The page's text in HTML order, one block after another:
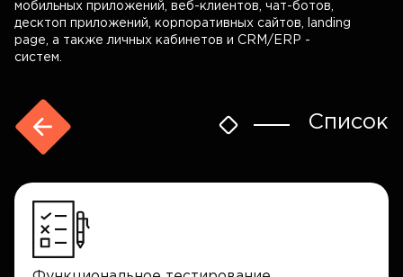
мобильных приложений, веб-клиентов, чат-ботов,
десктоп приложений, корпоративных сайтов, landing
page, а также личных кабинетов и CRM/ERP -
систем.
Список